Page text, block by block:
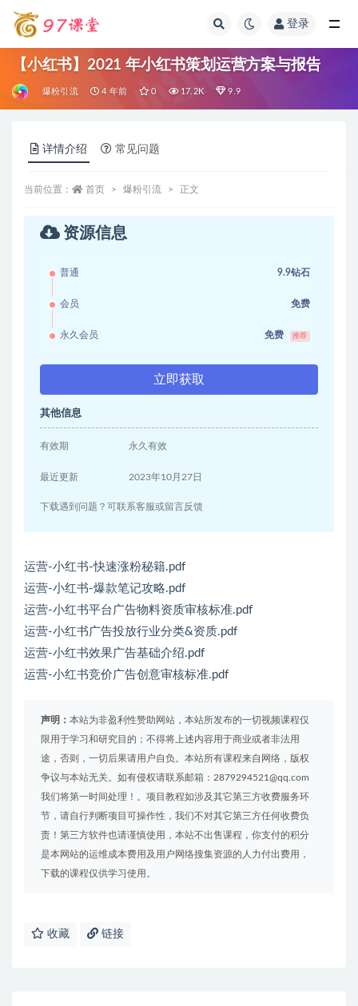
登录
【小红书】2021 年小红书策划运营方案与报告
爆粉引流 4 年前 0 17.2K 9.9
详情介绍 常见问题
当前位置： 首页 爆粉引流 正文
资源信息
普通 9.9钻石
会员 免费
永久会员 免费 推荐
立即获取
其他信息
有效期 永久有效
最近更新 2023年10月27日
下载遇到问题？可联系客服或留言反馈
运营-小红书-快速涨粉秘籍.pdf
运营-小红书-爆款笔记攻略.pdf
运营-小红书平台广告物料资质审核标准.pdf
运营-小红书广告投放行业分类&资质.pdf
运营-小红书效果广告基础介绍.pdf
运营-小红书竞价广告创意审核标准.pdf
声明： 本站为非盈利性赞助网站，本站所发布的一切视频课程仅
限用于学习和研究目的；不得将上述内容用于商业或者非法用
途，否则，一切后果请用户自负。本站所有课程来自网络，版权
争议与本站无关。如有侵权请联系邮箱：2879294521@qq.com
我们将第一时间处理！。项目教程如涉及其它第三方收费服务环
节，请自行判断项目可操作性，我们不对其它第三方任何收费负
责！第三方软件也请谨慎使用，本站不出售课程，你支付的积分
是本网站的运维成本费用及用户网络搜集资源的人力付出费用，
下载的课程仅供学习使用。
收藏 链接